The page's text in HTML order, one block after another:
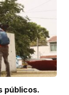
públicos.